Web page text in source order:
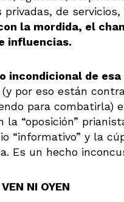
privadas, de servicios,
la mordida, el
influencias.
incondicional de
(y por eso están
para combatirla)
la “oposición”
“informativo” y la
Es un hecho
NI OYEN